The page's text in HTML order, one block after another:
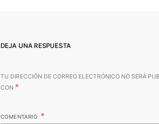
DEJA UNA RESPUESTA
TU DIRECCIÓN DE CORREO ELECTRÓNICO NO SERÁ
CON *
COMENTARIO